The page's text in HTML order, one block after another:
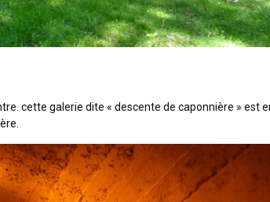
cette galerie dite « descente de caponnière » est